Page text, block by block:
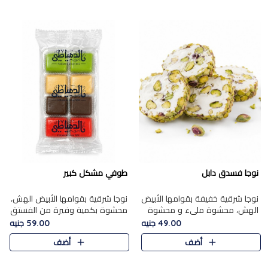
نوجا فسدق دابل
نوجا شرقية خفيفة بقوامها الأبيض
الهش، محشوة مليء و محشوة
بـكمية وفيرة من الفستق الفاخر
لتمنحك نكهة مكسرات غنية
وقرمشة مميزة في كل قطعة و
49.00 جنيه
أضف
طوفي مشكل كبير
نوجا شرقية بقوامها الأبيض الهش،
محشوة بكمية وفيرة من الفستق
الفاخر لتمنحك نكهة غنية وقرمشة
مميزة في كل قطعة، لتجربة تجمع
بين الفخامة والمذاق..
59.00 جنيه
أضف